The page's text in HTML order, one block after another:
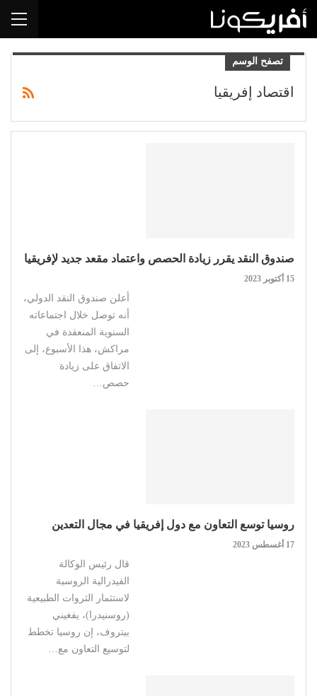
تصفح الوسم
اقتصاد إفريقيا
صندوق النقد يقرر زيادة الحصص واعتماد مقعد جديد لإفريقيا
15 أكتوبر 2023
أعلن صندوق النقد الدولي،
أنه توصل خلال اجتماعاته
السنوية المنعقدة في
مراكش، هذا الأسبوع، إلى
الاتفاق على زيادة
حصص…
روسيا توسع التعاون مع دول إفريقيا في مجال التعدين
17 أغسطس 2023
قال رئيس الوكالة
الفيدرالية الروسية
لاستثمار الثروات الطبيعية
(روسنيدرا)، يفغيني
بيتروف، إن روسيا تخطط
لتوسيع التعاون مع…